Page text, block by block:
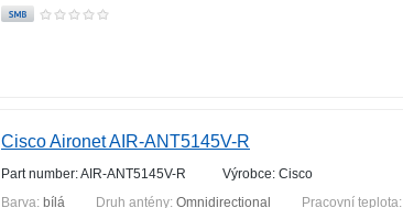
Cisco Aironet AIR-ANT5145V-R
Part number: AIR-ANT5145V-R
Výrobce: Cisco
Barva: bílá Druh antény: Omnidirectional Pracovní teplota: